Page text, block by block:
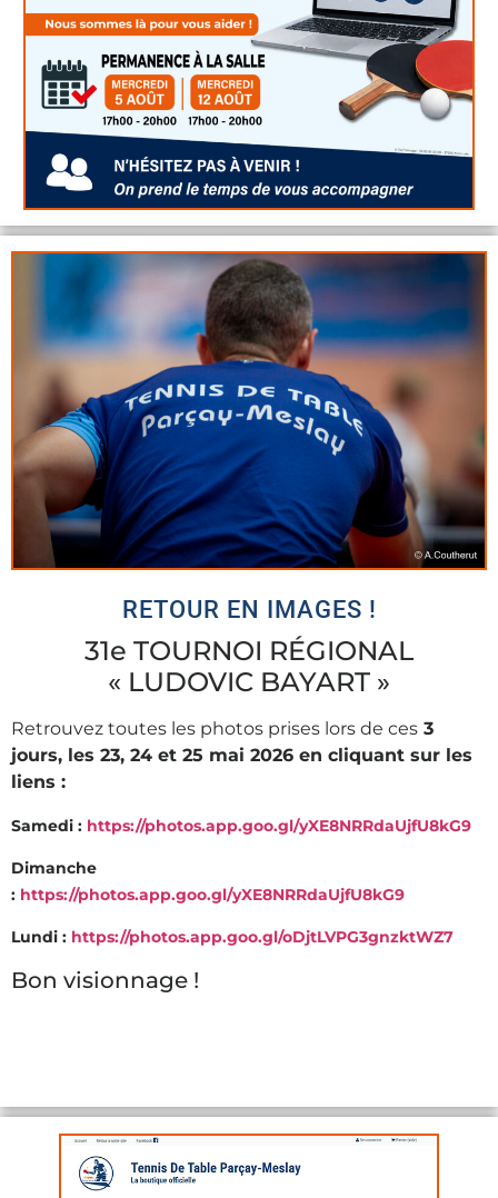
RETOUR EN IMAGES !
31e TOURNOI RÉGIONAL
« LUDOVIC BAYART »
Retrouvez toutes les photos prises lors de ces 3
jours, les 23, 24 et 25 mai 2026 en cliquant sur les
liens :
Samedi : https://photos.app.goo.gl/yXE8NRRdaUjfU8kG9
Dimanche
: https://photos.app.goo.gl/yXE8NRRdaUjfU8kG9
Lundi : https://photos.app.goo.gl/oDjtLVPG3gnzktWZ7
Bon visionnage !